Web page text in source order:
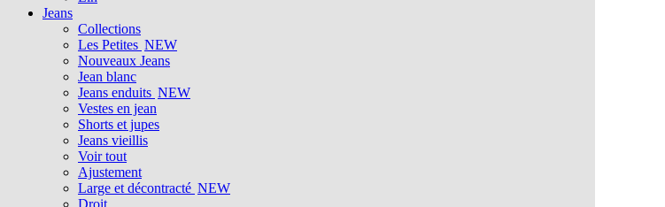
Jeans
Collections
Les Petites NEW
Nouveaux Jeans
Jean blanc
Jeans enduits NEW
Vestes en jean
Shorts et jupes
Jeans vieillis
Voir tout
Ajustement
Large et décontracté NEW
Droit